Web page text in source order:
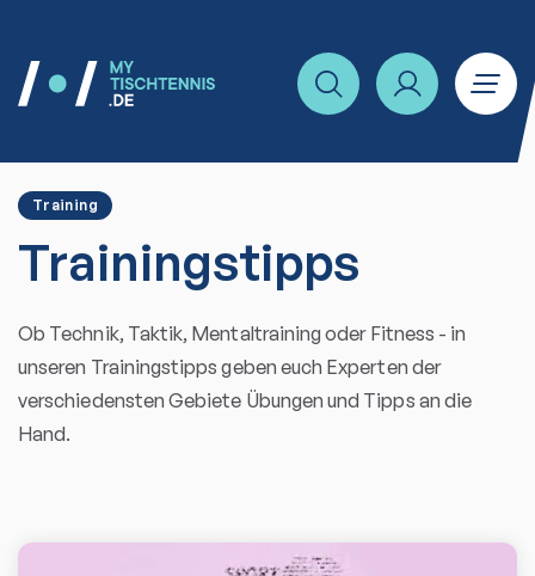
Training
Trainingstipps
Ob Technik, Taktik, Mentaltraining oder Fitness - in
unseren Trainingstipps geben euch Experten der
verschiedensten Gebiete Übungen und Tipps an die
Hand.